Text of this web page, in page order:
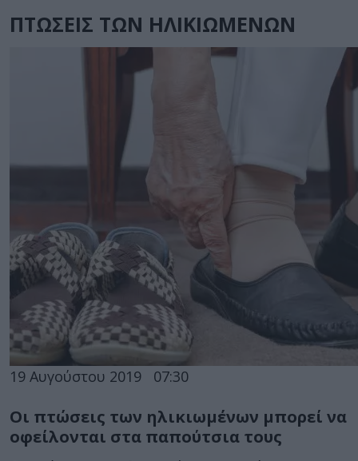
ΠΤΩΣΕΙΣ ΤΩΝ ΗΛΙΚΙΩΜΕΝΩΝ
19 Αυγούστου 2019 07:30
Οι πτώσεις των ηλικιωμένων μπορεί να
οφείλονται στα παπούτσια τους